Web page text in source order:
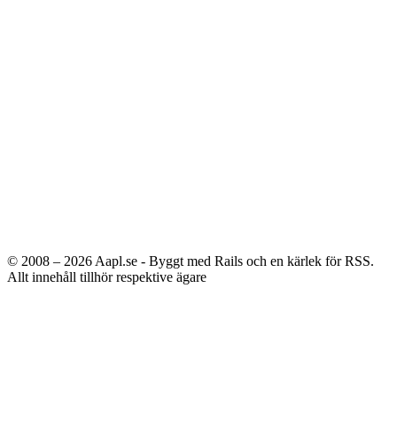
© 2008 – 2026 Aapl.se - Byggt med Rails och en kärlek för RSS.
Allt innehåll tillhör respektive ägare